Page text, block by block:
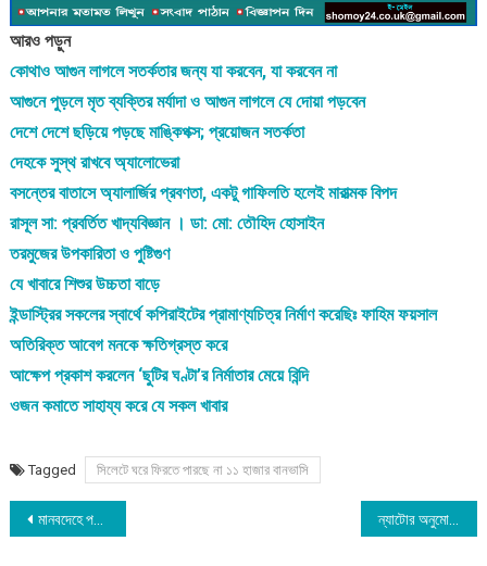
আরও পড়ুন
কোথাও আগুন লাগলে সতর্কতার জন্য যা করবেন, যা করবেন না
আগুনে পুড়লে মৃত ব্যক্তির মর্যাদা ও আগুন লাগলে যে দোয়া পড়বেন
দেশে দেশে ছড়িয়ে পড়ছে মাঙ্কিপক্স; প্রয়োজন সতর্কতা
দেহকে সুস্থ রাখবে অ্যালোভেরা
বসন্তের বাতাসে অ্যালার্জির প্রবণতা, একটু গাফিলতি হলেই মারাত্মক বিপদ
রাসূল সা: প্রবর্তিত খাদ্যবিজ্ঞান । ডা: মো: তৌহিদ হোসাইন
তরমুজের উপকারিতা ও পুষ্টিগুণ
যে খাবারে শিশুর উচ্চতা বাড়ে
ইন্ডাস্ট্রির সকলের স্বার্থে কপিরাইটের প্রামাণ্যচিত্র নির্মাণ করেছিঃ ফাহিম ফয়সাল
অতিরিক্ত আবেগ মনকে ক্ষতিগ্রস্ত করে
আক্ষেপ প্রকাশ করলেন ‘ছুটির ঘণ্টা’র নির্মাতার মেয়ে বিন্দি
ওজন কমাতে সাহায্য করে যে সকল খাবার
Tagged সিলেটে ঘরে ফিরতে পারছে না ১১ হাজার বানভাসি
Post
মানবদেহে পরীক্ষামূলক প্রয়োগের অনুমতি পেল করোনাভাইরাসের টিকা ‘বঙ্গভ্যাক্স’ ন্যাটোর অনুমোদন না দেওয়ার বিষয়ে সুইডেনকে এরদোগানের হুমকি